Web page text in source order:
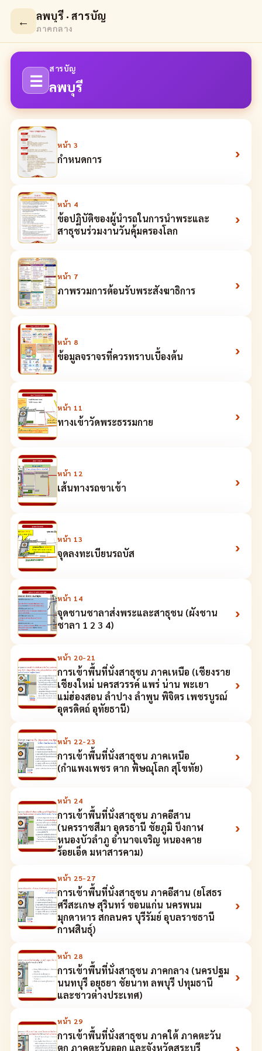
← ลพบุรี · สารบัญ
ภาคกลาง
☰
สารบัญ
ลพบุรี
หน้า 3
กำหนดการ ›
หน้า 4
ข้อปฏิบัติของผู้นำรถในการนำพระและ
สาธุชนร่วมงานวันคุ้มครองโลก
›
หน้า 7
ภาพรวมการต้อนรับพระสังฆาธิการ ›
หน้า 8
ข้อมูลจราจรที่ควรทราบเบื้องต้น ›
หน้า 11
ทางเข้าวัดพระธรรมกาย ›
หน้า 12
เส้นทางรถขาเข้า ›
หน้า 13
จุดลงทะเบียนรถบัส ›
หน้า 14
จุดชานชาลาส่งพระและสาธุชน (ผังชาน
ชาลา 1 2 3 4)
›
หน้า 20-21
การเข้าพื้นที่นั่งสาธุชน ภาคเหนือ (เชียงราย
เชียงใหม่ นครสวรรค์ แพร่ น่าน พะเยา
แม่ฮ่องสอน ลำปาง ลำพูน พิจิตร เพชรบูรณ์
อุตรดิตถ์ อุทัยธานี)
›
หน้า 22-23
การเข้าพื้นที่นั่งสาธุชน ภาคเหนือ
(กำแพงเพชร ตาก พิษณุโลก สุโขทัย)
›
หน้า 24
การเข้าพื้นที่นั่งสาธุชน ภาคอีสาน
(นครราชสีมา อุดรธานี ชัยภูมิ บึงกาฬ
หนองบัวลำภู อำนาจเจริญ หนองคาย
ร้อยเอ็ด มหาสารคาม)
›
หน้า 25-27
การเข้าพื้นที่นั่งสาธุชน ภาคอีสาน (ยโสธร
ศรีสะเกษ สุรินทร์ ขอนแก่น นครพนม
มุกดาหาร สกลนคร บุรีรัมย์ อุบลราชธานี
กาฬสินธุ์)
›
หน้า 28
การเข้าพื้นที่นั่งสาธุชน ภาคกลาง (นครปฐม
นนทบุรี อยุธยา ชัยนาท ลพบุรี ปทุมธานี
และชาวต่างประเทศ)
›
หน้า 29
การเข้าพื้นที่นั่งสาธุชน ภาคใต้ ภาคตะวัน
ตก ภาคตะวันออก และจังหวัดสระบุรี
›